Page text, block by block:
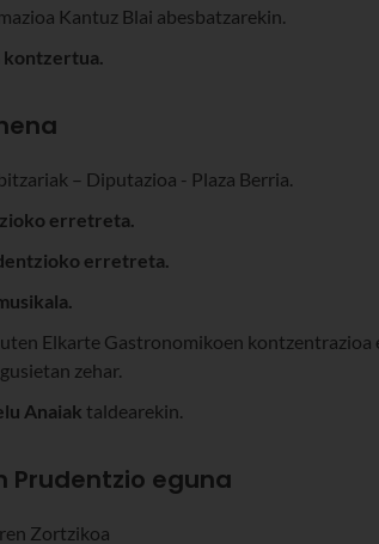
Kantuz Blai abesbatzarekin.
– Diputazioa - Plaza Berria.
erretreta.
erretreta.
Elkarte Gastronomikoen kontzentrazioa
zehar.
Anaiak taldearekin.
Prudentzio eguna
Zortzikoa